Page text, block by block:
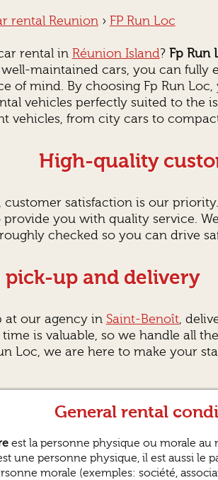
rental Reunion› FP Run Loc
rental in Réunion Island? Fp Run
maintained cars, you can fully
of mind. By choosing Fp Run
vehicles perfectly suited to the
vehicles, from city cars to
High-quality
customer satisfaction is our
provide you with quality service.
checked so you can drive
pick-up and delivery
at our agency in Saint-Benoît,
is valuable, so we handle all
Loc, we are here to make your
General rental
est la personne physique ou morale au
une personne physique, il est aussi le
morale (exemples: société,